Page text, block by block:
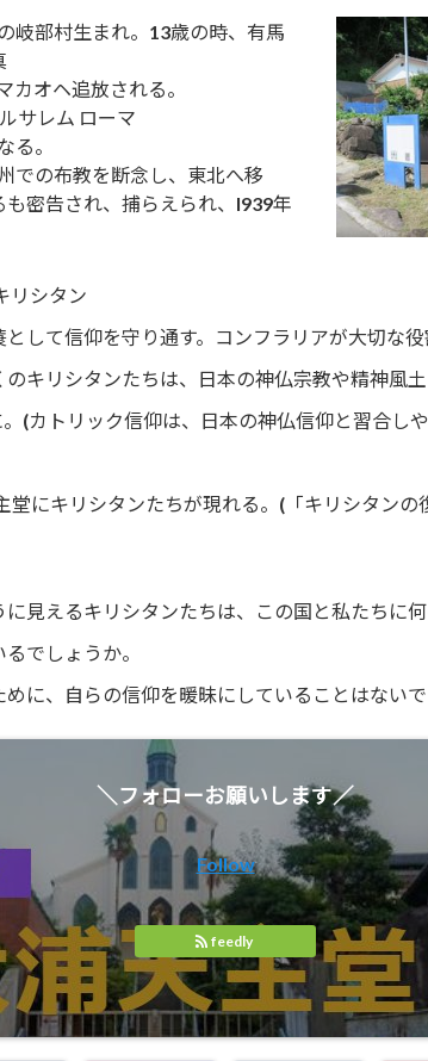
岐部村生まれ。13歳の時、有馬
カオヘ追放される。
サレム ローマ
る。
での布教を断念し、東北へ移
密告され、捕らえられ、l939年
リシタン
して信仰を守り通す。コンフラリアが大切な役
のキリシタンたちは、日本の神仏宗教や精神風
(カトリック信仰は、日本の神仏信仰と習合し
堂にキリシタンたちが現れる。(「キリシタンの
に見えるキリシタンたちは、この国と私たちに
でしょうか。
に、自らの信仰を暖昧にしていることはないで
＼フォローお願いします／
Follow
feedly